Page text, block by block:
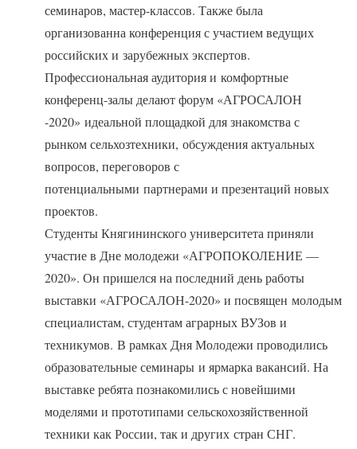
семинаров, мастер-классов. Также была
организованна конференция с участием ведущих
российских и зарубежных экспертов.
Профессиональная аудитория и комфортные
конференц-залы делают форум «АГРОСАЛОН
-2020» идеальной площадкой для знакомства с
рынком сельхозтехники, обсуждения актуальных
вопросов, переговоров с
потенциальными партнерами и презентаций новых
проектов.
Студенты Княгининского университета приняли
участие в Дне молодежи «АГРОПОКОЛЕНИЕ —
2020». Он пришелся на последний день работы
выставки «АГРОСАЛОН-2020» и посвящен молодым
специалистам, студентам аграрных ВУЗов и
техникумов. В рамках Дня Молодежи проводились
образовательные семинары и ярмарка вакансий. На
выставке ребята познакомились с новейшими
моделями и прототипами сельскохозяйственной
техники как России, так и других стран СНГ.